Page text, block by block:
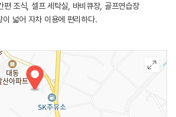
조식, 셀프 세탁실, 바비큐장, 골프연습장
이 넓어 자차 이용에 편리하다.